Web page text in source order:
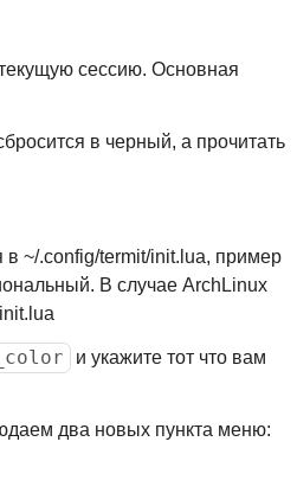
сессию. Основная
в черный, а прочитать
в ~/.config/termit/init.lua, пример
В случае ArchLinux
и укажите тот что вам
два новых пункта меню: